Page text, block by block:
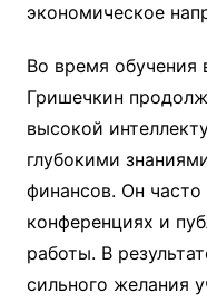
экономическое
Во время обучения
Гришечкин
высокой
глубокими
финансов. Он часто
конференциях и
работы. В
сильного желания